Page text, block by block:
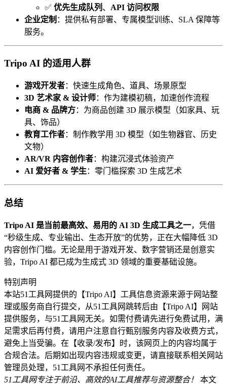
✅ 优先生成队列 、 API 访问权限
企业定制 ：提供私有部署、专属模型训练、SLA 保障等
服务。
Tripo AI 的适用人群
游戏开发者：快速生成角色、道具、场景原型
3D 艺术家 & 设计师：作为建模初稿，加速创作流程
电商 & 品牌方：为商品创建 3D 展示模型（如家具、玩
具、饰品）
教育工作者：制作教学用 3D 模型（如生物器官、历史
文物）
AR/VR 内容创作者：构建沉浸式体验资产
AI 爱好者 & 学生 ：零门槛探索 3D 生成艺术
总结
Tripo AI 是当前最高效、易用的 AI 3D 生成工具之一，凭借
“秒级生成、专业输出、生态开放”的优势，正在大幅降低 3D
内容创作门槛。无论是用于游戏开发、数字营销还是创意实
验，Tripo AI 都已成为生成式 3D 领域的重要基础设施。
特别声明
本站51工具网提供的【Tripo AI】工具信息资源来源于网站整
理或服务商自行提交，从51工具网跳转后由【Tripo AI】网站
提供服务，与51工具网无关。如需付费请先进行免费试用，满
足需求后再付费，请用户注意自行甄别服务内容及收费方式，
避免上当受骗。在【收录/发布】时，该网页上的内容均属于
合规合法。后期如出现内容违规或变更，请直接联系相关网站
管理员处理，51工具网不承担任何责任。
51工具网专注于前沿、高效的AI工具推荐与资源整合！
本文